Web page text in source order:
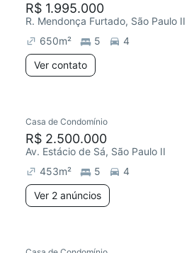
R$ 1.995.000
R. Mendonça Furtado, São Paulo II
650m² 5
4
Ver contato
Casa de Condomínio
R$ 2.500.000
Av. Estácio de Sá, São Paulo II
453m² 5
4
Ver 2 anúncios